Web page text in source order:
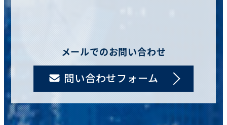
メールでのお問い合わせ
問い合わせフォーム